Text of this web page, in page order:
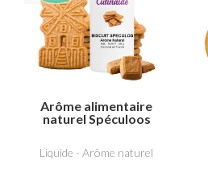
Arôme alimentaire
naturel Spéculoos
Liquide - Arôme naturel